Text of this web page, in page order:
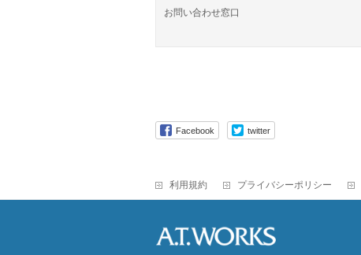
お問い合わせ窓口
Facebook twitter
利用規約 プライバシーポリシー